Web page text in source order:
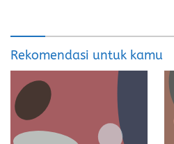
Rekomendasi untuk kamu